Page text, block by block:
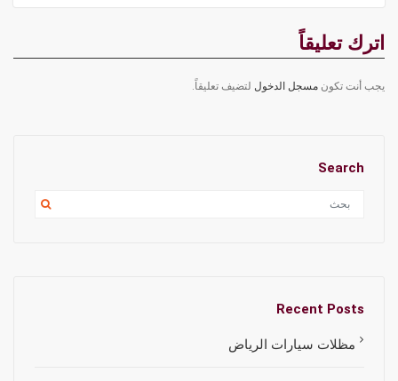
اترك تعليقاً
يجب أنت تكون مسجل الدخول لتضيف تعليقاً.
Search
Recent Posts
مظلات سيارات الرياض